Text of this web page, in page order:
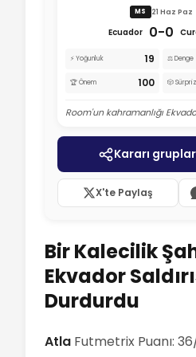
MS 21 Haz Paz
Ecuador 0-0
⚡ Yoğunluk 19 ⚖️ Denge
🏆 Önem 100 🎲 Sürpriz
Room'un kahramanlığı
Kararı
X'te Paylaş
Bir Kalecilik
Ekvador
Durdurdu
Atla Futmetrix Puanı: